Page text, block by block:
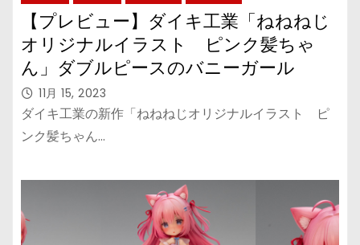
【プレビュー】ダイキ工業「ねねねじ
オリジナルイラスト ピンク髪ちゃ
ん」ダブルピースのバニーガール
11月 15, 2023
ダイキ工業の新作「ねねねじオリジナルイラスト ピ
ンク髪ちゃん…